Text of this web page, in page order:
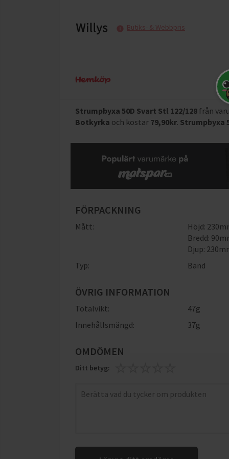
Butiks- & Webbpris
Strumpbyxa 50D Svart Stl 122/128 från
Botkyrka och kostar 79,90kr. Strumpbyxa
FÖRPACKNING
Mått:
Höjd:
Bredd:
Djup:
Typ:
Band
ÖVRIG INFORMATION
Totalvikt:
47g
Innehållsmängd:
37g
OMDÖMEN
Ditt betyg: